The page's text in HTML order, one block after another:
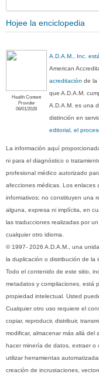
Hojee la enciclopedia
Health Content
Provider
06/01/2028
A.D.A.M., Inc.
American
acreditación de la
que A.D.A.M.
A.D.A.M. es una
distinción en
editorial, el
La información aquí
ni para el diagnóstico o
profesional médico autorizado
afecciones médicas. Los enlaces
informativos; no constituyen una
alguna, expresa ni implícita, en
las traducciones realizadas por
cualquier otro idioma.
© 1997- 2026 A.D.A.M., una
la duplicación o distribución de la
Todo el contenido de este sitio,
metadatos y compilaciones, está
propiedad intelectual. Usted
Cualquier otro uso requiere el
copiar, reproducir, distribuir,
modificar, almacenar más allá del
hacer minería de datos, extraer
utilizar herramientas
creación de incrustaciones,